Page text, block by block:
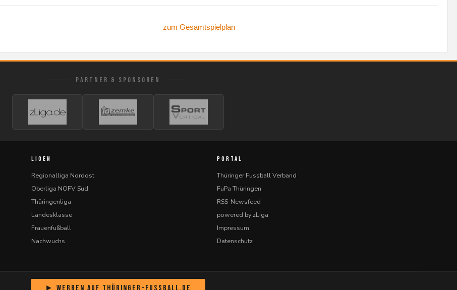
zum Gesamtspielplan
PARTNER & SPONSOREN
LIGEN
Regionalliga Nordost
Oberliga NOFV Süd
Thüringenliga
Landesklasse
Frauenfußball
Nachwuchs
PORTAL
Thüringer Fussball Verband
FuPa Thüringen
RSS-Newsfeed
powered by zLiga
Impressum
Datenschutz